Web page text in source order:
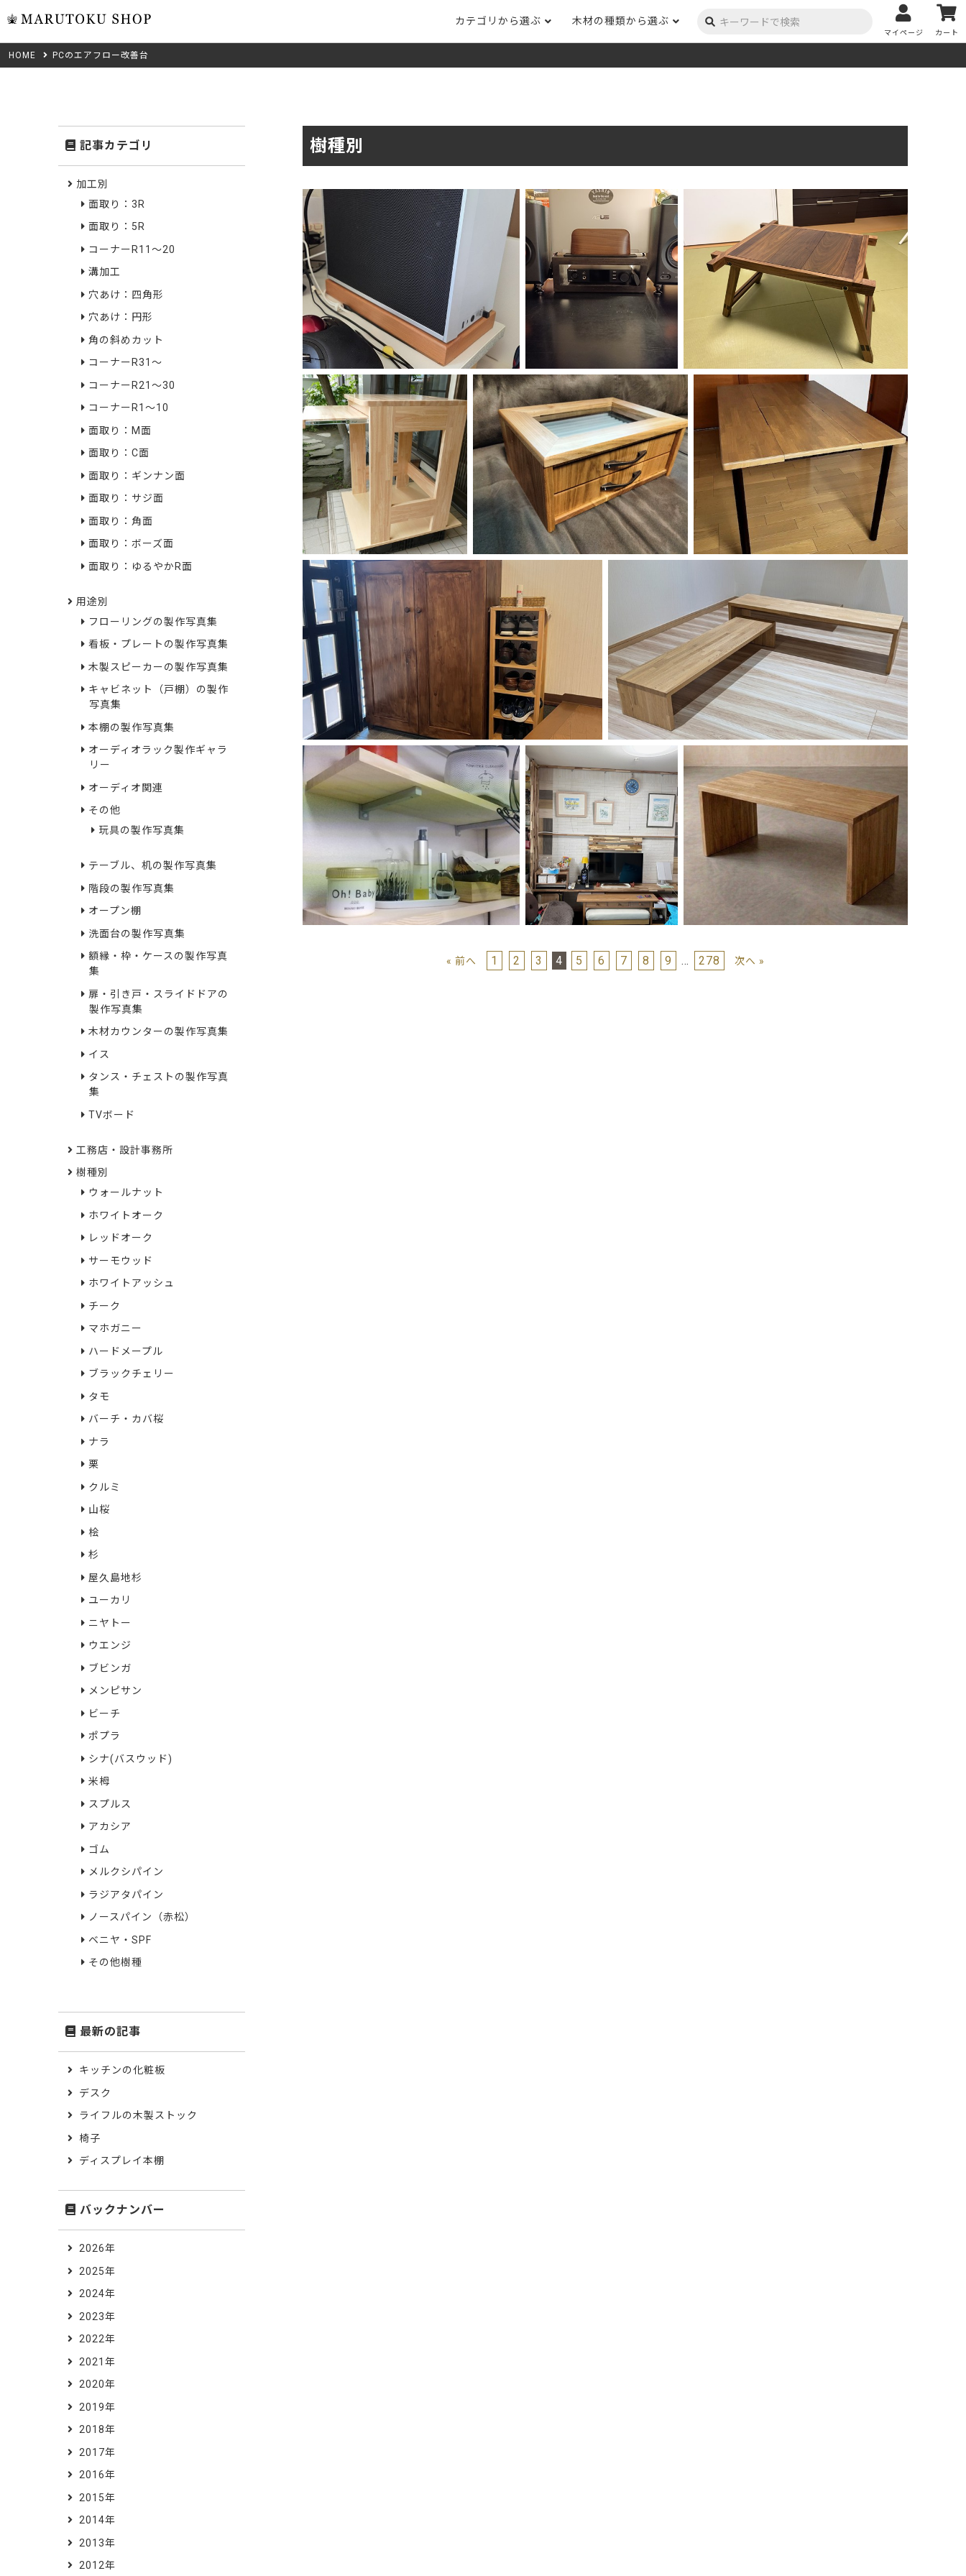
カテゴリから選ぶ
Category
カテゴリから選ぶ
集成材フリーカット
複数種類の注文
床材
端材詰め合わせ
オリジナル商品
アウトレット天板
無垢一枚板
家具金物 木材の性質および価格帯チャート
木材用語辞典
金物マニュアル
澄
お買い物
ご利用ガイド
よくあるご質問
カートシステムが動作しないお客様へ
パスワード再発行
FAX注文用紙
問合せ
木材の種類から選ぶ
Wood Type
木材の種類から選ぶ
成材のみ）
クルミ 栗 レッドオーク ユーカリ
ゼブラ ウエンジ ブビンガ 栓 楡
ピーラー（米松） サペリ
赤ラワン(レッドメラン
ティ)
モンキーポッド アカシア
低圧メラミン（心材：パ
ーティクルボード)
マイページ カート
HOME PCのエアフロー改善台
樹種別
« 前へ 1 2 3 4 5 6 7 8 9 … 278 次へ »
記事カテゴリ
加工別
面取り：3R
面取り：5R
コーナーR11～20
溝加工
穴あけ：四角形
穴あけ：円形
角の斜めカット
コーナーR31～
コーナーR21～30
コーナーR1～10
面取り：M面
面取り：C面
面取り：ギンナン面
面取り：サジ面
面取り：角面
面取り：ボーズ面
面取り：ゆるやかR面
用途別
フローリングの製作写真集
看板・プレートの製作写真集
木製スピーカーの製作写真集
キャビネット（戸棚）の製作
写真集
本棚の製作写真集
オーディオラック製作ギャラ
リー
オーディオ関連
その他
玩具の製作写真集
テーブル、机の製作写真集
階段の製作写真集
オープン棚
洗面台の製作写真集
額縁・枠・ケースの製作写真
集
扉・引き戸・スライドドアの
製作写真集
木材カウンターの製作写真集
イス
タンス・チェストの製作写真
集
TVボード
工務店・設計事務所
樹種別
ウォールナット
ホワイトオーク
レッドオーク
サーモウッド
ホワイトアッシュ
チーク
マホガニー
ハードメープル
ブラックチェリー
タモ
バーチ・カバ桜
ナラ
栗
クルミ
山桜
桧
杉
屋久島地杉
ユーカリ
ニヤトー
ウエンジ
ブビンガ
メンピサン
ビーチ
ポプラ
シナ(バスウッド)
米栂
スプルス
アカシア
ゴム
メルクシパイン
ラジアタパイン
ノースパイン（赤松）
ベニヤ・SPF
その他樹種
最新の記事
キッチンの化粧板
デスク
ライフルの木製ストック
椅子
ディスプレイ本棚
バックナンバー
2026年
2025年
2024年
2023年
2022年
2021年
2020年
2019年
2018年
2017年
2016年
2015年
2014年
2013年
2012年